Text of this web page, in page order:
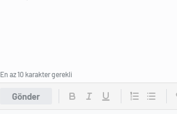
Gönder
En az 10 karakter gerekli